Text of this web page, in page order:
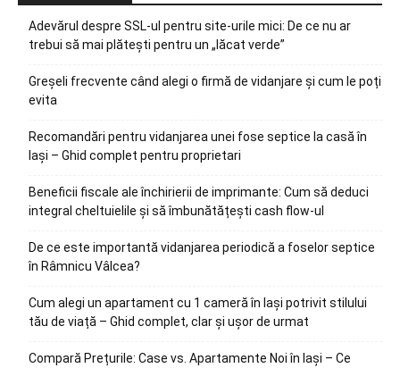
Adevărul despre SSL-ul pentru site-urile mici: De ce nu ar
trebui să mai plătești pentru un „lăcat verde”
Greșeli frecvente când alegi o firmă de vidanjare și cum le poți
evita
Recomandări pentru vidanjarea unei fose septice la casă în
Iași – Ghid complet pentru proprietari
Beneficii fiscale ale închirierii de imprimante: Cum să deduci
integral cheltuielile și să îmbunătățești cash flow-ul
De ce este importantă vidanjarea periodică a foselor septice
în Râmnicu Vâlcea?
Cum alegi un apartament cu 1 cameră în Iași potrivit stilului
tău de viață – Ghid complet, clar și ușor de urmat
Compară Prețurile: Case vs. Apartamente Noi în Iași – Ce